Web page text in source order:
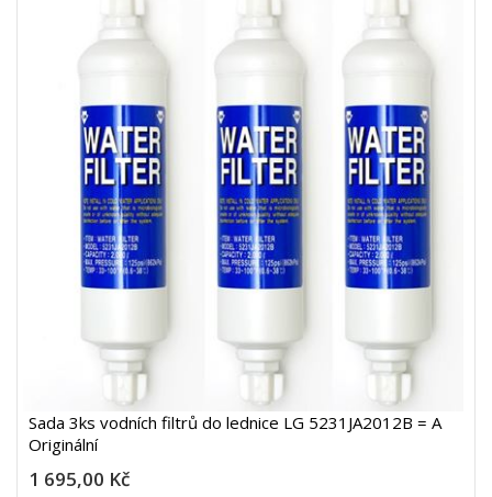
Sada 3ks vodních filtrů do lednice LG 5231JA2012B = A
Originální
1 695,00 Kč